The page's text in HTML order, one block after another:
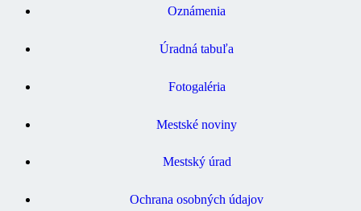
Oznámenia
Úradná tabuľa
Fotogaléria
Mestské noviny
Mestský úrad
Ochrana osobných údajov